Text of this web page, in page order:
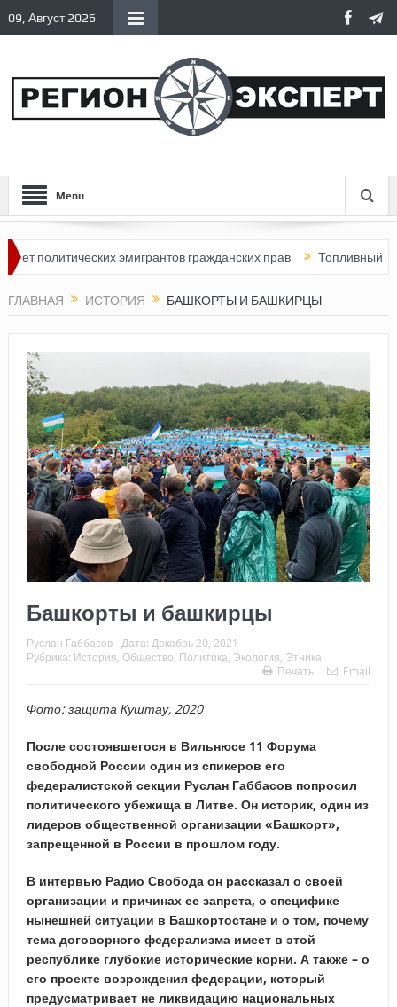
09, Август 2026
Menu
эмигрантов гражданских прав Топливный кризис в
ГЛАВНАЯ ИСТОРИЯ БАШКОРТЫ И БАШКИРЦЫ
Башкорты и башкирцы
Руслан Габбасов Дата: Декабрь 20, 2021
Рубрика: История Общество Политика Экология Этника
Печать
Email
Фото: защита Куштау, 2020
После состоявшегося в Вильнюсе 11 Форума
свободной России один из спикеров его
федералистской секции Руслан Габбасов попросил
политического убежища в Литве. Он историк, один из
лидеров общественной организации «Башкорт»,
запрещенной в России в прошлом году.
В интервью Радио Свобода он рассказал о своей
организации и причинах ее запрета, о специфике
нынешней ситуации в Башкортостане и о том, почему
тема договорного федерализма имеет в этой
республике глубокие исторические корни. А также – о
его проекте возрождения федерации, который
предусматривает не ликвидацию национальных